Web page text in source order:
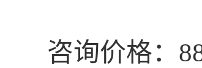
咨询价格：